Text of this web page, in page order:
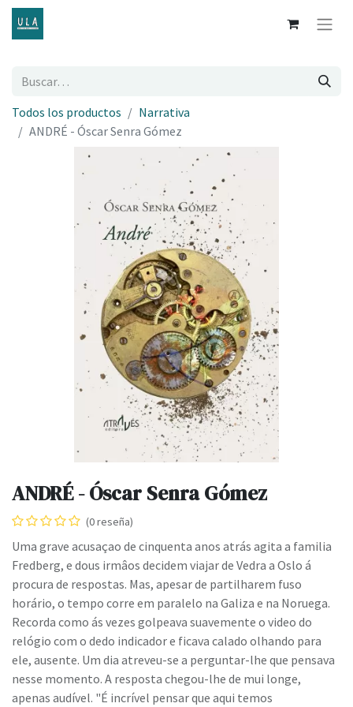
Todos los productos
Narrativa
ANDRÉ - Óscar Senra Gómez
ANDRÉ - Óscar Senra Gómez
(0 reseña)
Uma grave acusaçao de cinquenta anos atrás agita a familia
Fredberg, e dous irmâos decidem viajar de Vedra a Oslo á
procura de respostas. Mas, apesar de partilharem fuso
horário, o tempo corre em paralelo na Galiza e na Noruega.
Recorda como ás vezes golpeava suavemente o video do
relógio com o dedo indicador e ficava calado olhando para
ele, ausente. Um dia atreveu-se a perguntar-lhe que pensava
nesse momento. A resposta chegou-lhe de mui longe,
apenas audível. "É incrível pensar que aqui temos